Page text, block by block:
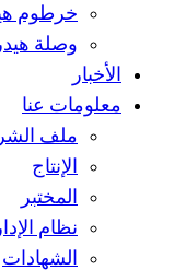
خرطوم
وصلة
الأخبار
معلومات عنا
ملف
الإنتاج
المختبر
نظام
الشهادات